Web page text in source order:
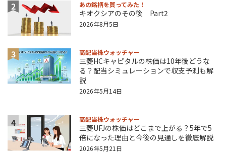
2 あの銘柄を買ってみた！
キオクシアのその後 Part2
2026年8月5日
3 高配当株ウォッチャー
三菱HCキャピタルの株価は10年後どうな
る？配当シミュレーションで収支予測も解
説
2026年5月14日
4 高配当株ウォッチャー
三菱UFJの株価はどこまで上がる？5年で5
倍になった理由と今後の見通しを徹底解説
2026年5月21日